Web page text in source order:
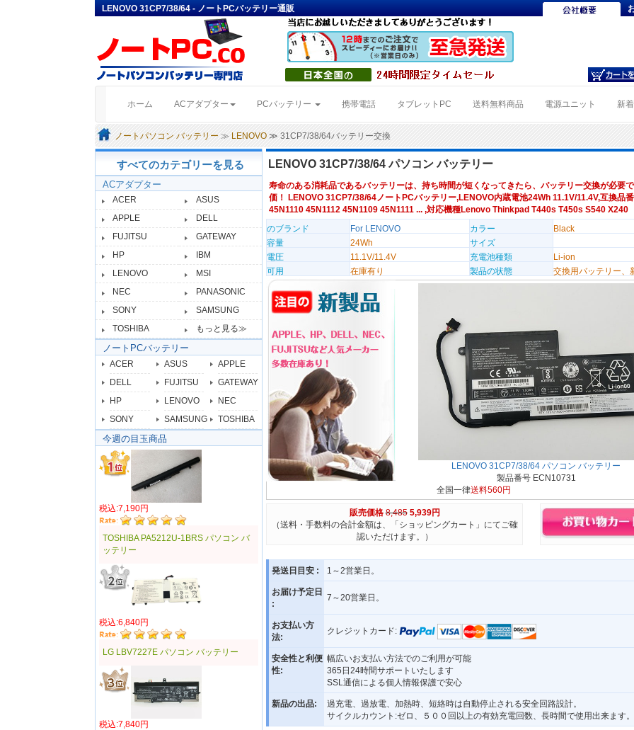
LENOVO 31CP7/38/64 - ノートPCバッテリー通販
ホーム (current)ACアダプター PCバッテリー 携帯電話 タブレットPC 送料無料商品 電源ユニット 新
ノートパソコン バッテリー ≫ LENOVO ≫ 31CP7/38/64バッテリー交換
すべてのカテゴリーを見る
ACアダプター
ACER
ASUS
APPLE
DELL
FUJITSU
GATEWAY
HP
IBM
LENOVO
MSI
NEC
PANASONIC
SONY
SAMSUNG
TOSHIBA
もっと見る≫
ノートPCバッテリー
ACER ASUS
APPLE
DELL
FUJITSU
GATEWAY
HP
LENOVO
NEC
SONY
SAMSUNG TOSHIBA
今週の目玉商品
税込:7,190円
TOSHIBA PA5212U-1BRS パソコン バ
ッテリー
税込:6,840円
LG LBV7227E パソコン バッテリー
税込:7,840円
LENOVO 31CP7/38/64 パソコン バッテリー
寿命のある消耗品であるバッテリーは、持ち時間が短くなってきたら、バッテリー交換が必要
価！ LENOVO 31CP7/38/64ノートPCバッテリー,LENOVO内蔵電池24Wh 11.1V/11.4V,互換品
45N1110 45N1112 45N1109 45N1111 ... ,対応機種Lenovo Thinkpad T440s T450s S540 X240
のブランド
For LENOVO カラー
Black
容量
24Wh
サイズ
電圧
11.1V/11.4V 充電池種類
Li-ion
可用
在庫有り 製品の状態 交換用バッテリー、
LENOVO 31CP7/38/64 パソコン バッテリー
製品番号 ECN10731
全国一律送料560円
販売価格 8,485 5,939円
（送料・手数料の合計金額は、「ショッピングカート」にてご確
認いただけます。）
発送日目安 : 1～2営業日。
お届け予定日
:
7～20営業日。
お支払い方
法:
クレジットカード:
安全性と利便
性:
幅広いお支払い方法でのご利用が可能
365日24時間サポートいたします
SSL通信による個人情報保護で安心
新品の出品:
過充電、過放電、加熱時、短絡時は自動停止される安全回路設計。
サイクルカウント:ゼロ、５００回以上の有効充電回数、長時間で使用出来ます。